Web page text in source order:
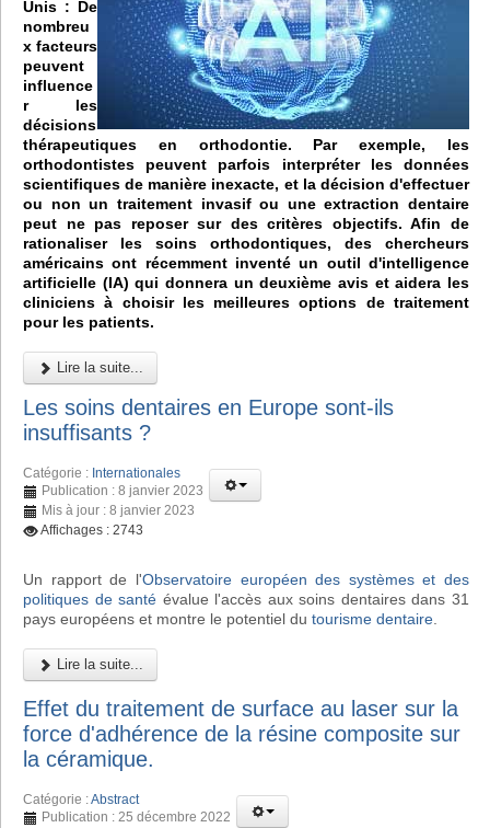
Unis : De
nombreu
x facteurs
peuvent
influence
r les
décisions
thérapeutiques en orthodontie. Par exemple, les
orthodontistes peuvent parfois interpréter les données
scientifiques de manière inexacte, et la décision d'effectuer
ou non un traitement invasif ou une extraction dentaire
peut ne pas reposer sur des critères objectifs. Afin de
rationaliser les soins orthodontiques, des chercheurs
américains ont récemment inventé un outil d'intelligence
artificielle (IA) qui donnera un deuxième avis et aidera les
cliniciens à choisir les meilleures options de traitement
pour les patients.
Lire la suite...
Les soins dentaires en Europe sont-ils
insuffisants ?
Catégorie : Internationales
Publication : 8 janvier 2023
Mis à jour : 8 janvier 2023
Affichages : 2743
Un rapport de l'Observatoire européen des systèmes et des
politiques de santé évalue l'accès aux soins dentaires dans 31
pays européens et montre le potentiel du tourisme dentaire
Lire la suite...
Effet du traitement de surface au laser sur la
force d'adhérence de la résine composite sur
la céramique.
Catégorie :Abstract
Publication : 25 décembre 2022